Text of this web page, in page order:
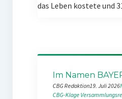
das Leben kostete und
Im Namen
CBG Redaktion19. Juli 2026
CBG-Klage